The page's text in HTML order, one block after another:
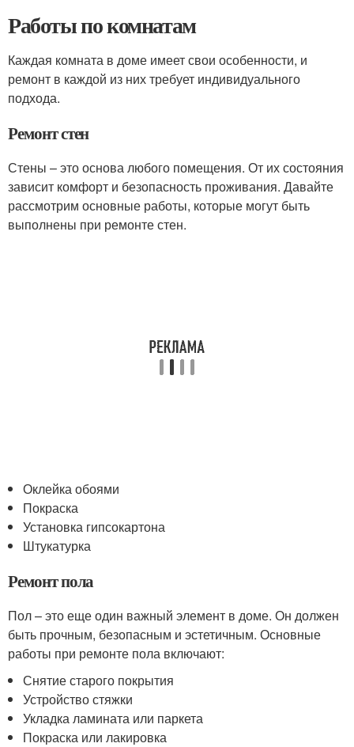
Работы по комнатам
Каждая комната в доме имеет свои особенности, и
ремонт в каждой из них требует индивидуального
подхода.
Ремонт стен
Стены – это основа любого помещения. От их состояния
зависит комфорт и безопасность проживания. Давайте
рассмотрим основные работы, которые могут быть
выполнены при ремонте стен.
Оклейка обоями
Покраска
Установка гипсокартона
Штукатурка
Ремонт пола
Пол – это еще один важный элемент в доме. Он должен
быть прочным, безопасным и эстетичным. Основные
работы при ремонте пола включают:
Снятие старого покрытия
Устройство стяжки
Укладка ламината или паркета
Покраска или лакировка